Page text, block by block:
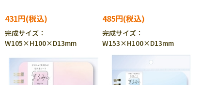
431円
完成サイズ：
W105×H100×D13mm
485円
完成サイズ：
W153×H100×D13mm